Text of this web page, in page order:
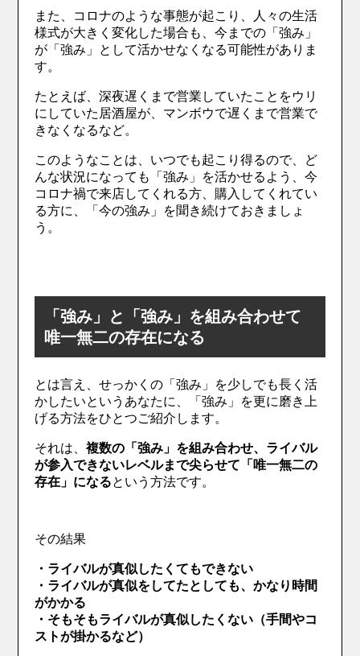
また、コロナのような事態が起こり、人々の生活
様式が大きく変化した場合も、今までの「強み」
が「強み」として活かせなくなる可能性がありま
す。
たとえば、深夜遅くまで営業していたことをウリ
にしていた居酒屋が、マンボウで遅くまで営業で
きなくなるなど。
このようなことは、いつでも起こり得るので、ど
んな状況になっても「強み」を活かせるよう、今
コロナ禍で来店してくれる方、購入してくれてい
る方に、「今の強み」を聞き続けておきましょ
う。
「強み」と「強み」を組み合わせて
唯一無二の存在になる
とは言え、せっかくの「強み」を少しでも長く活
かしたいというあなたに、「強み」を更に磨き上
げる方法をひとつご紹介します。
それは、複数の「強み」を組み合わせ、ライバル
が参入できないレベルまで尖らせて「唯一無二の
存在」になるという方法です。
その結果
・ライバルが真似したくてもできない
・ライバルが真似をしてたとしても、かなり時間
がかかる
・そもそもライバルが真似したくない（手間やコ
ストが掛かるなど）